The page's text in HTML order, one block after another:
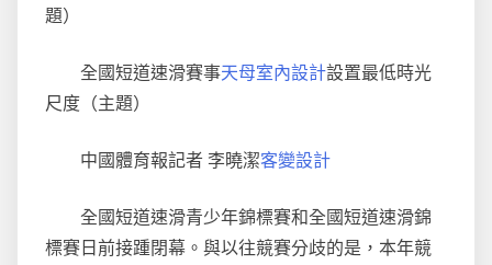
九
黨
題）
全國短道速滑賽事天母室內設計設置最低時光
尺度（主題）
中國體育報記者 李曉潔客變設計
全國短道速滑青少年錦標賽和全國短道速滑錦
標賽日前接踵閉幕。與以往競賽分歧的是，本年競